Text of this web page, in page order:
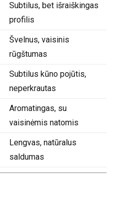
Subtilus, bet išraiškingas
profilis
Švelnus, vaisinis
rūgštumas
Subtilus kūno pojūtis,
neperkrautas
Aromatingas, su
vaisinėmis natomis
Lengvas, natūralus
saldumas